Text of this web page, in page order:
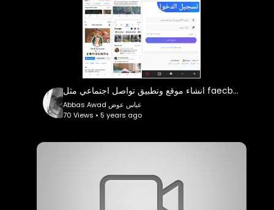
انشاء موقع وتطبيق تواصل اجتماعي مثل faecbook بأمكانيات اعلى وأدق من فيسبوك وتويتر
Abbas Awad عباس عوض
70 Views • 5 years ago